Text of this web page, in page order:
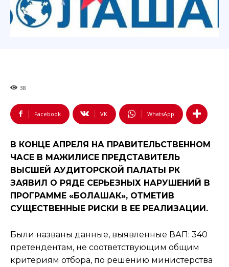
38
Facebook VK WhatsApp
В КОНЦЕ АПРЕЛЯ НА ПРАВИТЕЛЬСТВЕННОМ
ЧАСЕ В МАЖИЛИСЕ ПРЕДСТАВИТЕЛЬ
ВЫСШЕЙ АУДИТОРСКОЙ ПАЛАТЫ РК
ЗАЯВИЛ О РЯДЕ СЕРЬЕЗНЫХ НАРУШЕНИЙ В
ПРОГРАММЕ «БОЛАШАК», ОТМЕТИВ
СУЩЕСТВЕННЫЕ РИСКИ В ЕЕ РЕАЛИЗАЦИИ.
Были названы данные, выявленные ВАП: 340
претендентам, не соответствующим общим
критериям отбора, по решению министерства